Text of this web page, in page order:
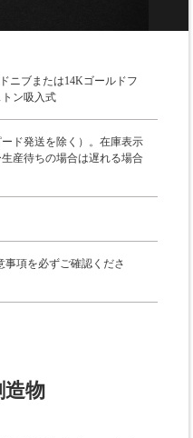
ニブまたは14Kゴールドフ
ン吸入式
ド発送を除く）。在庫表示
産待ちの場合は遅れる場合
事項を必ずご確認くださ
物